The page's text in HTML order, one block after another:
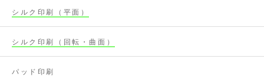
シルク印刷（平面）
シルク印刷（回転・曲面）
パッド印刷